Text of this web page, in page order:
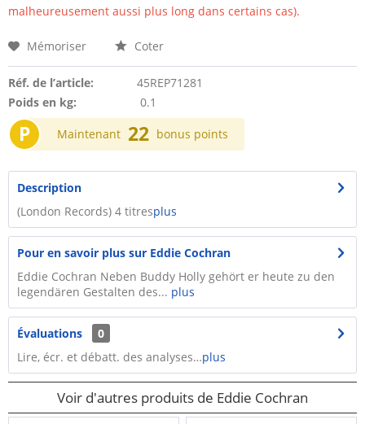
malheureusement aussi plus long dans certains cas).
Mémoriser Coter
Réf. de l’article:
45REP71281
Poids en kg:
0.1
P Maintenant 22 bonus points
Description
(London Records) 4 titresplus
Pour en savoir plus sur Eddie Cochran
Eddie Cochran Neben Buddy Holly gehört er heute zu den
legendären Gestalten des... plus
Évaluations
0
Lire, écr. et débatt. des analyses…plus
Voir d'autres produits de Eddie Cochran